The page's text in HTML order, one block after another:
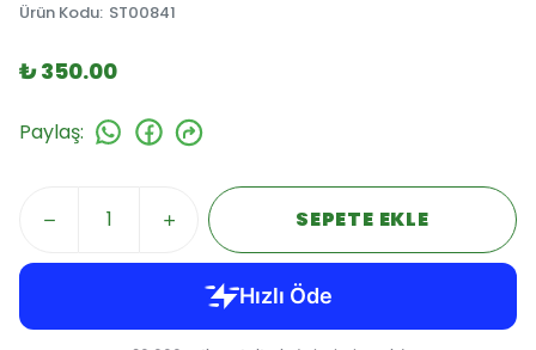
Ürün Kodu: ST00841
₺ 350.00
Paylaş:
SEPETE EKLE